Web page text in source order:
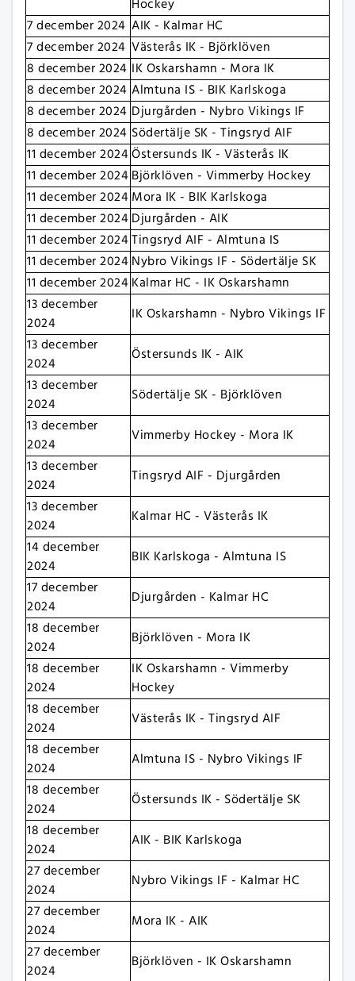
Hockey
7 december 2024 AIK - Kalmar HC
7 december 2024 Västerås IK - Björklöven
8 december 2024 IK Oskarshamn - Mora IK
8 december 2024 Almtuna IS - BIK Karlskoga
8 december 2024 Djurgården - Nybro Vikings IF
8 december 2024 Södertälje SK - Tingsryd AIF
11 december 2024Östersunds IK - Västerås IK
11 december 2024 Björklöven - Vimmerby Hockey
11 december 2024 Mora IK - BIK Karlskoga
11 december 2024 Djurgården - AIK
11 december 2024Tingsryd AIF - Almtuna IS
11 december 2024 Nybro Vikings IF - Södertälje SK
11 december 2024 Kalmar HC - IK Oskarshamn
13 december
2024
IK Oskarshamn - Nybro Vikings IF
13 december
2024
Östersunds IK - AIK
13 december
2024
Södertälje SK - Björklöven
13 december
2024
Vimmerby Hockey - Mora IK
13 december
2024
Tingsryd AIF - Djurgården
13 december
2024
Kalmar HC - Västerås IK
14 december
2024
BIK Karlskoga - Almtuna IS
17 december
2024
Djurgården - Kalmar HC
18 december
2024
Björklöven - Mora IK
18 december
2024
IK Oskarshamn - Vimmerby
Hockey
18 december
2024
Västerås IK - Tingsryd AIF
18 december
2024
Almtuna IS - Nybro Vikings IF
18 december
2024
Östersunds IK - Södertälje SK
18 december
2024
AIK - BIK Karlskoga
27 december
2024
Nybro Vikings IF - Kalmar HC
27 december
2024
Mora IK - AIK
27 december
2024
Björklöven - IK Oskarshamn